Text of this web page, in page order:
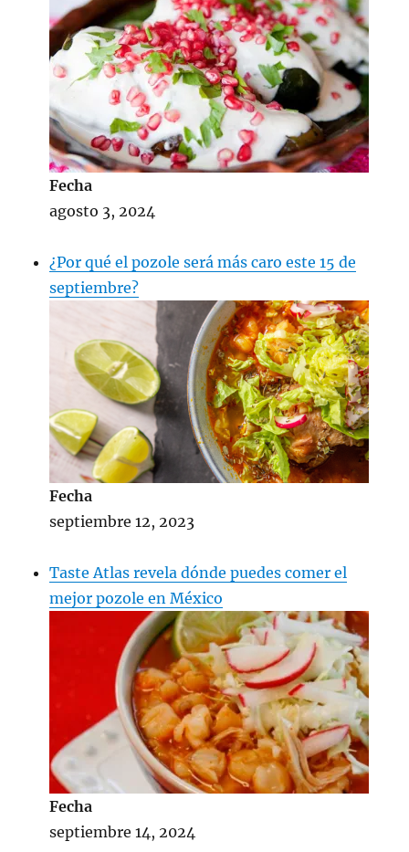
Fecha
agosto 3, 2024
¿Por qué el pozole será más caro este 15 de
septiembre?
Fecha
septiembre 12, 2023
Taste Atlas revela dónde puedes comer el
mejor pozole en México
Fecha
septiembre 14, 2024